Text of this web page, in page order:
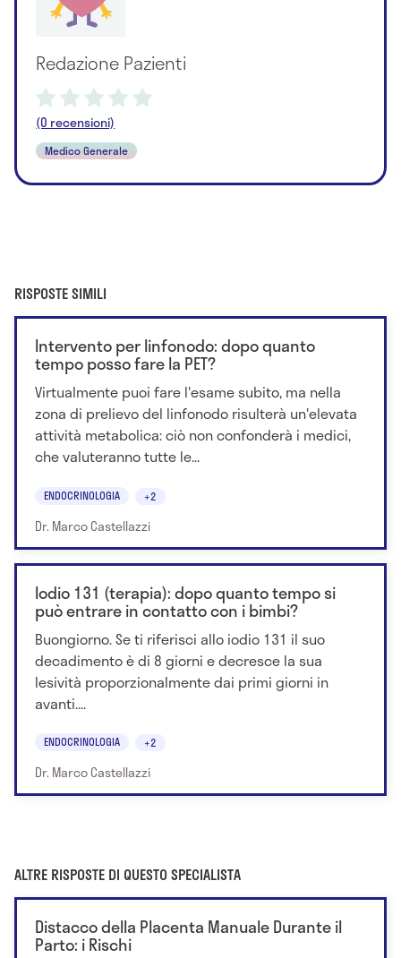
Redazione Pazienti
(0 recensioni)
Medico Generale
RISPOSTE SIMILI
Intervento per linfonodo: dopo quanto
tempo posso fare la PET?
Virtualmente puoi fare l'esame subito, ma nella
zona di prelievo del linfonodo risulterà un'elevata
attività metabolica: ciò non confonderà i medici,
che valuteranno tutte le...
ENDOCRINOLOGIA +2
Dr. Marco Castellazzi
Iodio 131 (terapia): dopo quanto tempo si
può entrare in contatto con i bimbi?
Buongiorno. Se ti riferisci allo iodio 131 il suo
decadimento è di 8 giorni e decresce la sua
lesività proporzionalmente dai primi giorni in
avanti....
ENDOCRINOLOGIA +2
Dr. Marco Castellazzi
ALTRE RISPOSTE DI QUESTO SPECIALISTA
Distacco della Placenta Manuale Durante il
Parto: i Rischi